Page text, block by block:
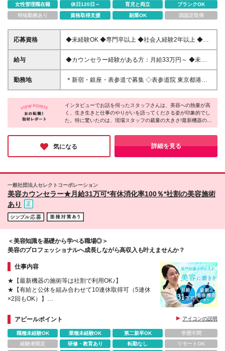
女性管理職在籍
休日120日～ 育児と両立
ブランクOK
時短勤務あり
資格取得支援 副業OK 国認定取得
応募資格
◆未経験OK ◆専門卒以上 ◆社会人経験2年以上 ◆接
客業やコミュニケーションを活かした仕事のご経験 ※
美容業界で働いていた方は歓迎します！ ＜こんな方
ィをもって患者様に寄り添いたい ◎自分のアイデア
を発信したい ◎チームで仕事をしたい
給与
◆カウンセラー経験がある方：月給33万円～ ◆未経
験の方：月給28万円～ ★未経験スタートの方がカウ
ンセリング業務から自立した段階で【33万円】へ昇
間）込み ※固定残業時間を超えた勤務時間については
別途残業代を支給します ※試用期間（6ヶ月間）の条
件は本採用と同じ
勤務地
＊新宿・銀座・表参道で募集 ◇表参道院 東京都港区
南青山5-9-2 VORT表参道maxim 2階 ◇新宿院 東京都
新宿区新宿3-5-3 高山ランド会館3階 ◇銀座院 東京都
中央区銀座5-12-6 CURA GINZA 2階 ※(変更の範囲)上
記を除く当社関連勤務地
インタビューでお話を伺ったスタッフさんは、美容への熱量が高
く、生き生きと仕事のやりがいを語ってくださる姿が印象的でし
た。特に驚いたのは、現場スタッフの裁量の大きさ!最新機器の導
入からキャンペーン企画まで任せてもらえる環境は、美容好きの
方にとってたまらなく魅力的なのではないでしょうか。チームワ
ークも抜群で、人間関係の良さも大きな魅力。働きながら綺麗に
なれる同社に、ぜひ応募してみてはいかがでしょうか♪
気になる 詳細を見る
一般社団法人セレクトコーポレーション
美容カウンセラー★月給31万可*有休消化率100％*社割の美容施術
あり
＜美容知識を基礎から学べる職場◎＞
美容のプロフェッショナルへ成長しながら高収入も叶えませんか？
仕事内容
★【最新機器の施術等は社割で利用OK♪】
★【有給と公休を組み合わせて10連休取得可（5連休
×2回もOK）】
★【月10日休み＆有給消化率100％！残業ほぼなし】
アピールポイント アイコンの説明
職種未経験OK 業種未経験OK 第二新卒OK
学歴不問
経験者限定
研修・教育あり 転勤なし
リモートOK